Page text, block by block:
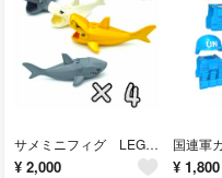
サメミニフィグ LEGO互換 レゴブロック 匿名配送 インテリア 鮫 shark
¥ 2,000 ¥ 1,800